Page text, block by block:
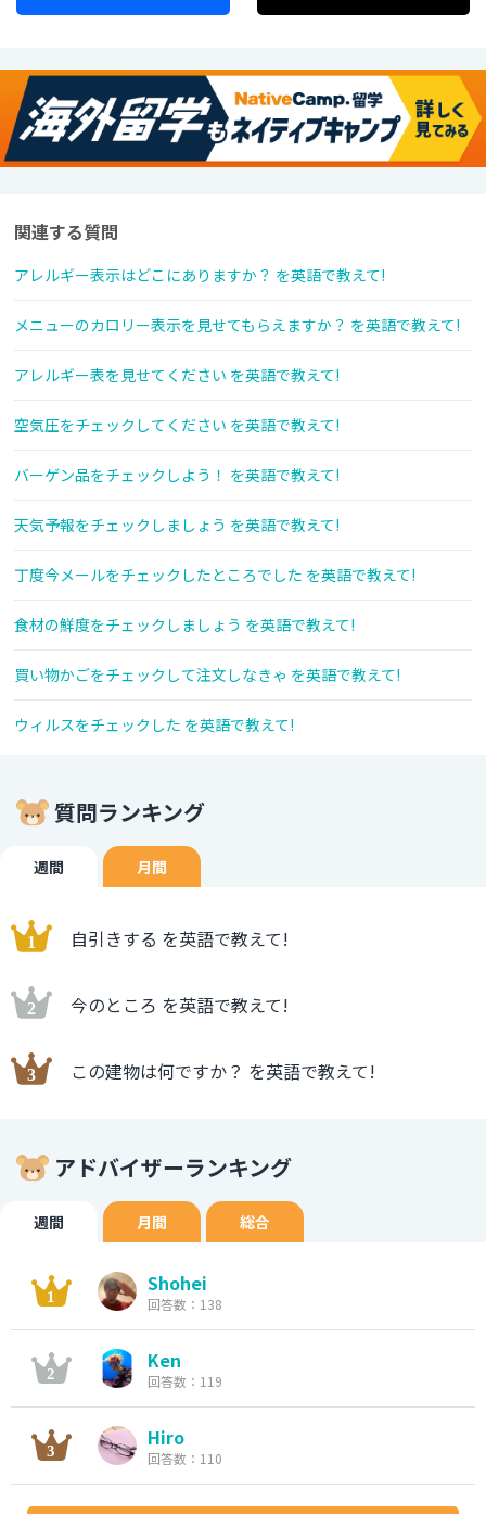
関連する質問
アレルギー表示はどこにありますか？ を英語で教えて!
メニューのカロリー表示を見せてもらえますか？ を英語で教えて!
アレルギー表を見せてください を英語で教えて!
空気圧をチェックしてください を英語で教えて!
バーゲン品をチェックしよう！ を英語で教えて!
天気予報をチェックしましょう を英語で教えて!
丁度今メールをチェックしたところでした を英語で教えて!
食材の鮮度をチェックしましょう を英語で教えて!
買い物かごをチェックして注文しなきゃ を英語で教えて!
ウィルスをチェックした を英語で教えて!
質問ランキング
週間 月間
自引きする を英語で教えて!
今のところ を英語で教えて!
この建物は何ですか？ を英語で教えて!
アドバイザーランキング
週間 月間 総合
Shohei
回答数：138
Ken
回答数：119
Hiro
回答数：110